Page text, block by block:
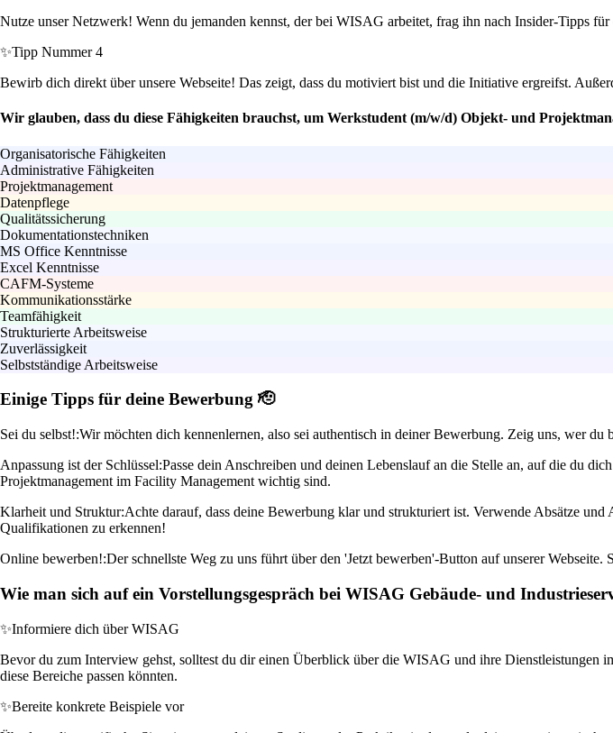
Nutze unser Netzwerk! Wenn du jemanden kennst, der bei WISAG arbeitet, frag ihn nach Insider-Tipps
✨Tipp Nummer 4
Bewirb dich direkt über unsere Webseite! Das zeigt, dass du motiviert bist und die Initiative ergreifst.
Wir glauben, dass du diese Fähigkeiten brauchst, um Werkstudent (m/w/d) Objekt- und
Organisatorische Fähigkeiten
Administrative Fähigkeiten
Projektmanagement
Datenpflege
Qualitätssicherung
Dokumentationstechniken
MS Office Kenntnisse
Excel Kenntnisse
CAFM-Systeme
Kommunikationsstärke
Teamfähigkeit
Strukturierte Arbeitsweise
Zuverlässigkeit
Selbstständige Arbeitsweise
Einige Tipps für deine Bewerbung 🫡
Sei du selbst!:Wir möchten dich kennenlernen, also sei authentisch in deiner Bewerbung. Zeig uns, wer
Anpassung ist der Schlüssel:Passe dein Anschreiben und deinen Lebenslauf an die Stelle an, auf die du
Projektmanagement im Facility Management wichtig sind.
Klarheit und Struktur:Achte darauf, dass deine Bewerbung klar und strukturiert ist. Verwende Absätze
Qualifikationen zu erkennen!
Online bewerben!:Der schnellste Weg zu uns führt über den 'Jetzt bewerben'-Button auf unserer
Wie man sich auf ein Vorstellungsgespräch bei WISAG Gebäude- und
✨Informiere dich über WISAG
Bevor du zum Interview gehst, solltest du dir einen Überblick über die WISAG und ihre Dienstleistungen
diese Bereiche passen könnten.
✨Bereite konkrete Beispiele vor